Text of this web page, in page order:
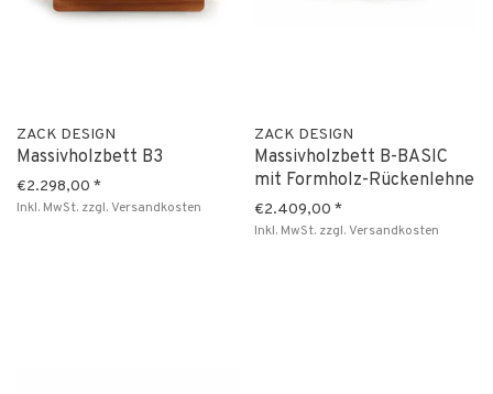
ZACK DESIGN
Massivholzbett B3
€2.298,00 *
Inkl. MwSt. zzgl.Versandkosten
ZACK DESIGN
Massivholzbett B-BASIC
mit Formholz-Rückenlehne
€2.409,00 *
Inkl. MwSt. zzgl.Versandkosten